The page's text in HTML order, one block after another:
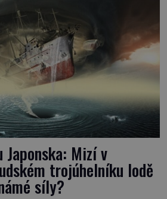
[…]
Japonska: Mizí v
trojúhelníku lodě
síly?